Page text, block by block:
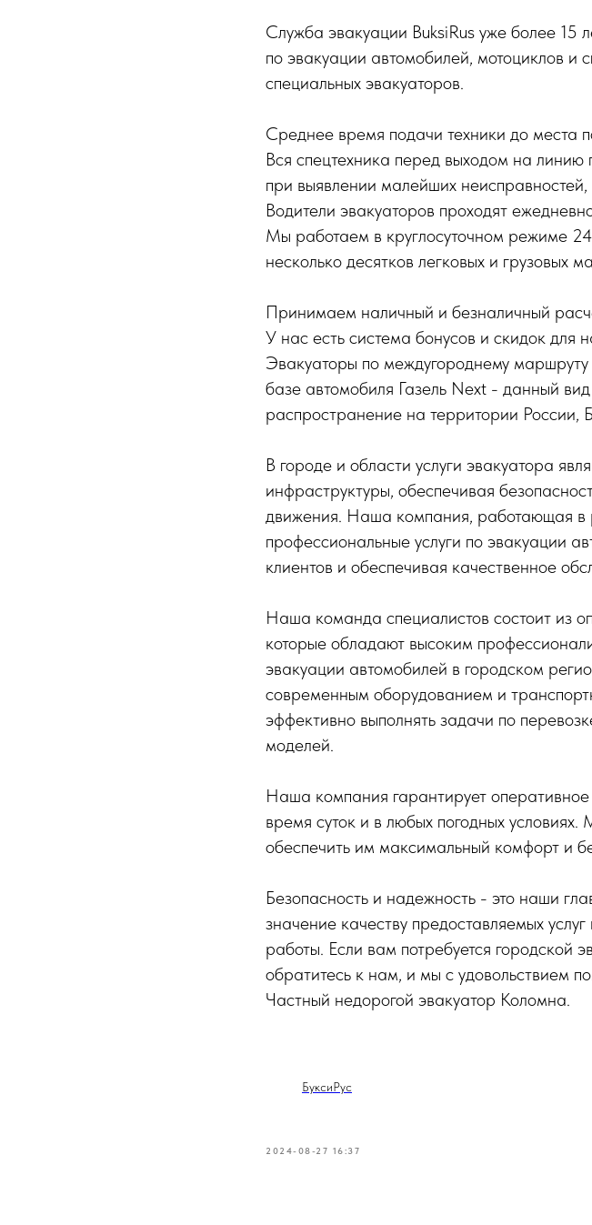
Служба эвакуации BuksiRus уже более 15
по эвакуации автомобилей, мотоциклов
специальных эвакуаторов.
Среднее время подачи техники до места
Вся спецтехника перед выходом на линию
при выявлении малейших неисправностей,
Водители эвакуаторов проходят
Мы работаем в круглосуточном режиме
несколько десятков легковых и грузовых
Принимаем наличный и безналичный
У нас есть система бонусов и скидок для
Эвакуаторы по междугороднему
базе автомобиля Газель Next - данный
распространение на территории России,
В городе и области услуги эвакуатора
инфраструктуры, обеспечивая
движения. Наша компания, работающая в
профессиональные услуги по эвакуации
клиентов и обеспечивая качественное
Наша команда специалистов состоит из
которые обладают высоким
эвакуации автомобилей в городском
современным оборудованием и
эффективно выполнять задачи по
моделей.
Наша компания гарантирует
время суток и в любых погодных
обеспечить им максимальный комфорт и
Безопасность и надежность - это наши
значение качеству предоставляемых
работы. Если вам потребуется городской
обратитесь к нам, и мы с удовольствием
Частный недорогой эвакуатор Коломна.
БуксиРус
2024-08-27 16:37